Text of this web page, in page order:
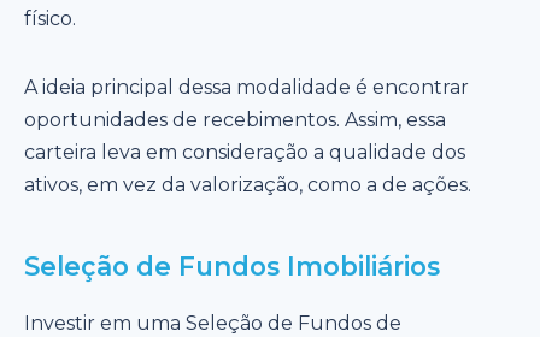
físico.
A ideia principal dessa modalidade é encontrar
oportunidades de recebimentos. Assim, essa
carteira leva em consideração a qualidade dos
ativos, em vez da valorização, como a de ações.
Seleção de Fundos Imobiliários
Investir em uma Seleção de Fundos de